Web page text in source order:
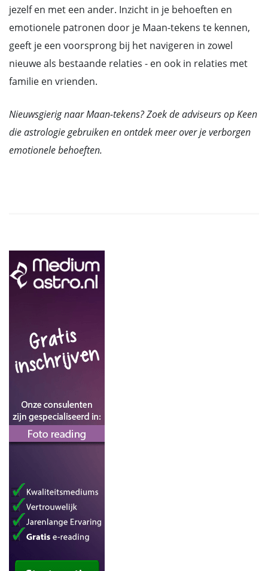
jezelf en met een ander. Inzicht in je behoeften en
emotionele patronen door je Maan-tekens te kennen,
geeft je een voorsprong bij het navigeren in zowel
nieuwe als bestaande relaties - en ook in relaties met
familie en vrienden.
Nieuwsgierig naar Maan-tekens? Zoek de adviseurs op Keen
die astrologie gebruiken en ontdek meer over je verborgen
emotionele behoeften.